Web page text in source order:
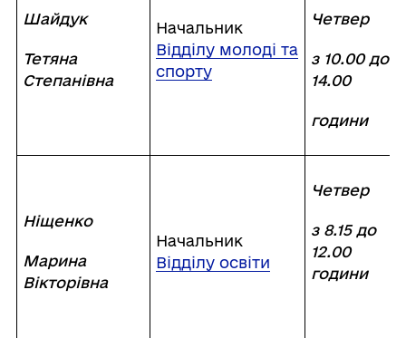
Шайдук
Тетяна
Степанівна
Начальник
Відділу молоді та
спорту
Четвер
з 10.00 до
14.00
години
Ніщенко
Марина
Вікторівна
Начальник
Відділу освіти
Четвер
з 8.15 до
12.00
години